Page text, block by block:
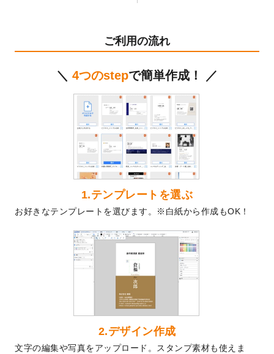
箔押し年賀状のデザインテンプレート
ステッカーのデザインテンプレート
しました。
2025年巳年の年賀状デザインテンプレート
を公開いたしました。
喪中はがきのデザインテンプレート
いたしました。
2025年版1月始まりのカレンダーデザイン
テンプレート
を公開いたしました。
なりました！
プラスチックカードのデザインテンプレー
トを追加しました。
回数券のデザインテンプレート
した。
暑中見舞いのデザインテンプレート
しました。
メッセージカードのデザインテンプレート
を追加しました。
ご利用の流れ
＼ 4つのstepで簡単作成！ ／
1.テンプレートを選ぶ
お好きなテンプレートを選びます。※白紙から作成もOK！
2.デザイン作成
文字の編集や写真をアップロード。スタンプ素材も使えま